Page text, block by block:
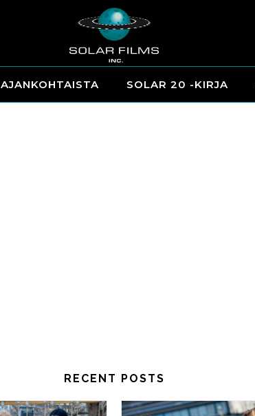
AJANKOHTAISTA SOLAR 20 -KIRJA
RECENT POSTS